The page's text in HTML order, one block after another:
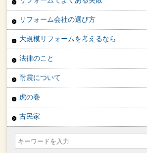
リフォーム会社の選び方
大規模リフォームを考えるなら
法律のこと
耐震について
虎の巻
古民家